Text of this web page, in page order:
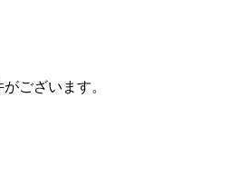
ございます。